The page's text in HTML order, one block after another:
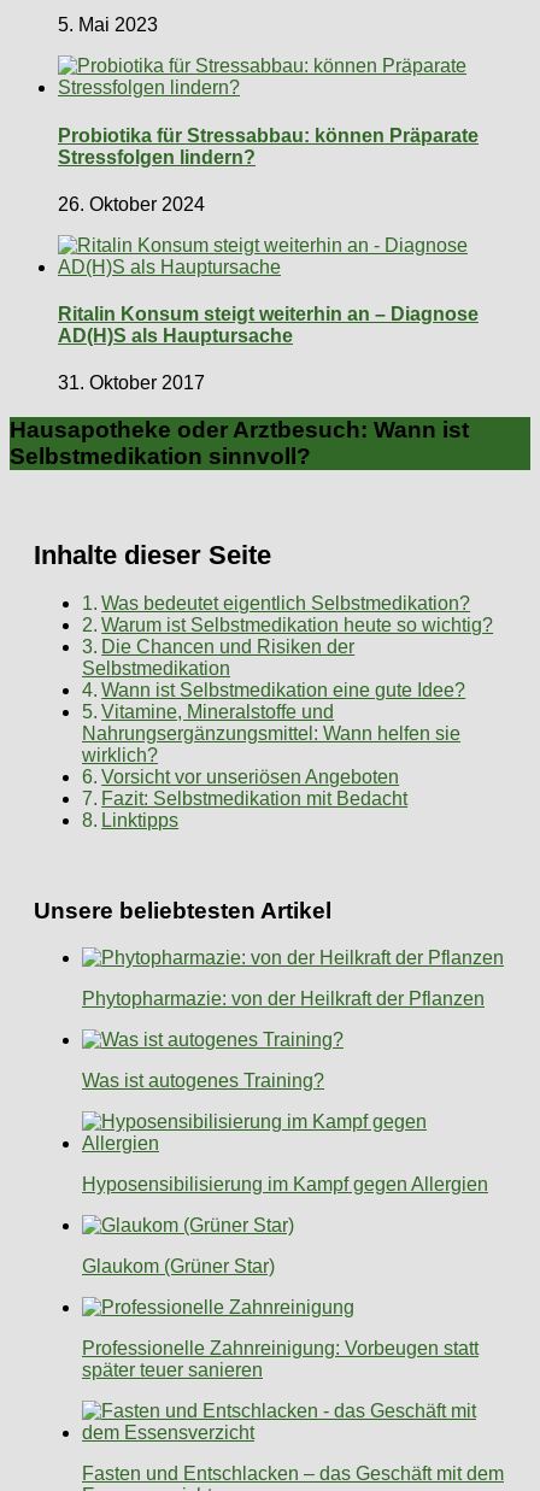
5. Mai 2023
Probiotika für Stressabbau: können Präparate
Stressfolgen lindern?
26. Oktober 2024
Ritalin Konsum steigt weiterhin an – Diagnose
AD(H)S als Hauptursache
31. Oktober 2017
Hausapotheke oder Arztbesuch: Wann ist
Selbstmedikation sinnvoll?
Inhalte dieser Seite
Was bedeutet eigentlich Selbstmedikation?
Warum ist Selbstmedikation heute so wichtig?
Die Chancen und Risiken der
Selbstmedikation
Wann ist Selbstmedikation eine gute Idee?
Vitamine, Mineralstoffe und
Nahrungsergänzungsmittel: Wann helfen sie
wirklich?
Vorsicht vor unseriösen Angeboten
Fazit: Selbstmedikation mit Bedacht
Linktipps
Unsere beliebtesten Artikel
Phytopharmazie: von der Heilkraft der Pflanzen
Was ist autogenes Training?
Hyposensibilisierung im Kampf gegen Allergien
Glaukom (Grüner Star)
Professionelle Zahnreinigung: Vorbeugen statt
später teuer sanieren
Fasten und Entschlacken – das Geschäft mit dem